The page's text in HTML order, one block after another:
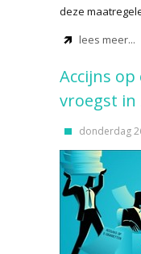
deze
lees meer...
Accijns
vroegst in
donderdag